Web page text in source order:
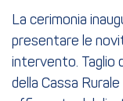
La cerimonia
presentare le
intervento. Taglio
della Cassa